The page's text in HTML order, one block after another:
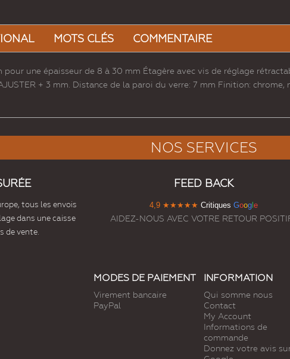
MOTS CLÉS COMMENTAIRE
pour une épaisseur de 8 à 30 mm Étagère avec vis de réglage
+ 3 mm. Distance de la paroi du verre: 7 mm Finition: chrome,
NOS SERVICES
tous les envois
dans une caisse
de vente.
FEED BACK
4,9 ★★★★★ Critiques Goog e
AIDEZ-NOUS AVEC VOTRE RETOUR
MODES DE PAIEMENT
Virement bancaire
PayPal
INFORMATION
Qui somme nous
Contact
My Account
Informations de
commande
Donnez votre avis